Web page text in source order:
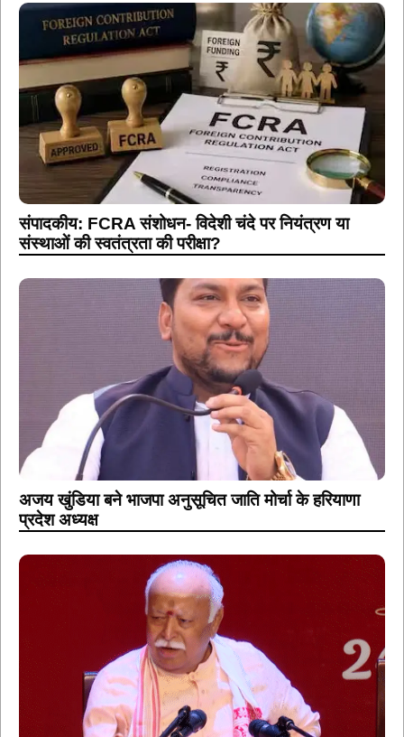
संपादकीय: FCRA संशोधन- विदेशी चंदे पर नियंत्रण या
संस्थाओं की स्वतंत्रता की परीक्षा?
अजय खुंडिया बने भाजपा अनुसूचित जाति मोर्चा के हरियाणा
प्रदेश अध्यक्ष